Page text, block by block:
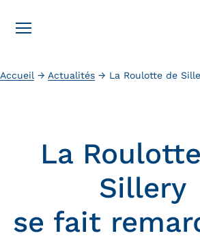
Accueil → Actualités → La Roulotte de
La
Sillery
se fait